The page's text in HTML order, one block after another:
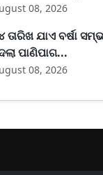
08, 2026
ତାରିଖ ଯାଏ ବର୍ଷା
ପାଣିପାଗ...
08, 2026